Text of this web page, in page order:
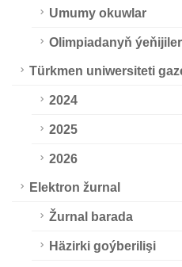
Umumy okuwlar
Olimpiadanyň
Türkmen uniwersiteti
2024
2025
2026
Elektron žurnal
Žurnal barada
Häzirki goýberilişi